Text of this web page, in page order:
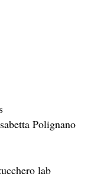
Polignano
lab